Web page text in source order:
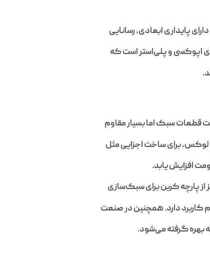
پایداری ابعادی، رسانایی
اپوکسی و پلی‌استر است که
قطعات سبک اما بسیار مقاوم
لوکس، برای ساخت اجزایی مثل
افزایش یابد.
پارچه کربن برای سبک‌سازی
کاربرد دارد. همچنین در صنعت
بهره گرفته می‌شود.